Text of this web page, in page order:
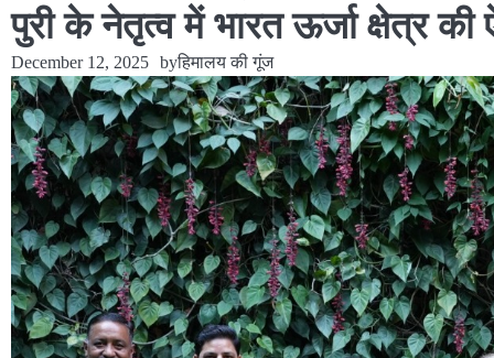
पुरी के नेतृत्व में भारत ऊर्जा क्षेत्र
December 12, 2025 byहिमालय की गूंज